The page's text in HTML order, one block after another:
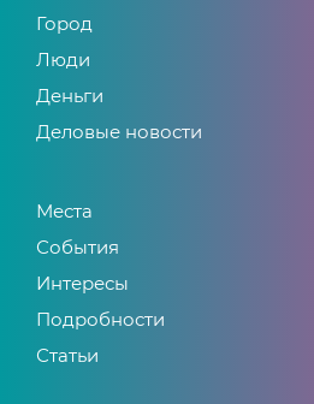
Город
Люди
Деньги
Деловые новости
Места
События
Интересы
Подробности
Статьи